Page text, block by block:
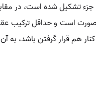
تشکیل شده است، در
است و حداقل ترکیب
هم قرار گرفتن باشد، به